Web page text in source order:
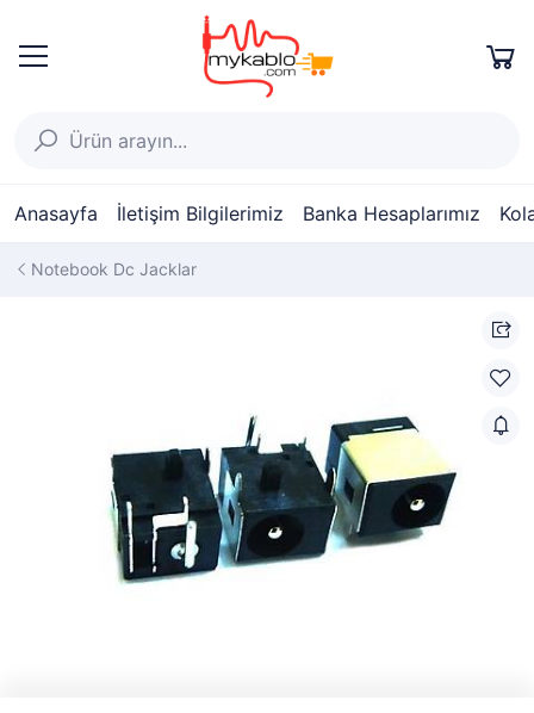
Anasayfa İletişim Bilgilerimiz Banka Hesaplarımız
Notebook Dc Jacklar